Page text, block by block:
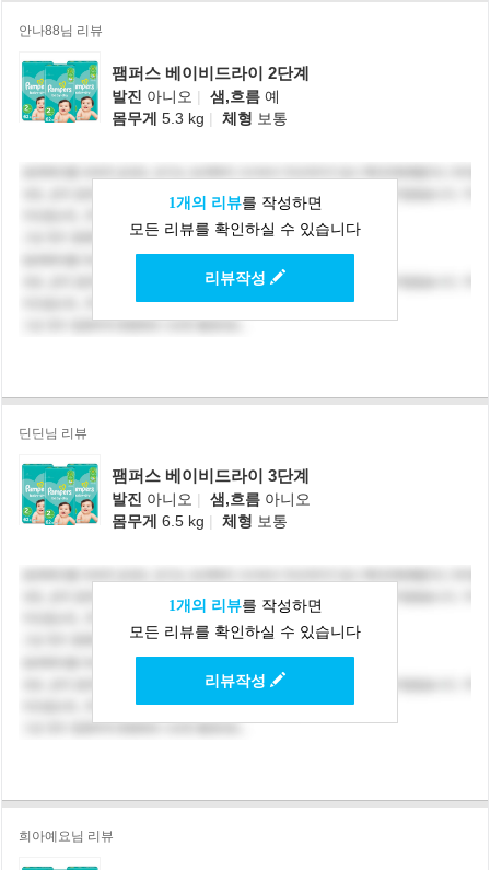
안나88님 리뷰
팸퍼스 베이비드라이 2단계
발진 아니오 | 샘,흐름 예
몸무게 5.3 kg | 체형 보통
1개의 리뷰를 작성하면
모든 리뷰를 확인하실 수 있습니다
리뷰작성
딘딘님 리뷰
팸퍼스 베이비드라이 3단계
발진 아니오 | 샘,흐름 아니오
몸무게 6.5 kg | 체형 보통
1개의 리뷰를 작성하면
모든 리뷰를 확인하실 수 있습니다
리뷰작성
희아예요님 리뷰